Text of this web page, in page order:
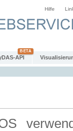
Hilfe
API